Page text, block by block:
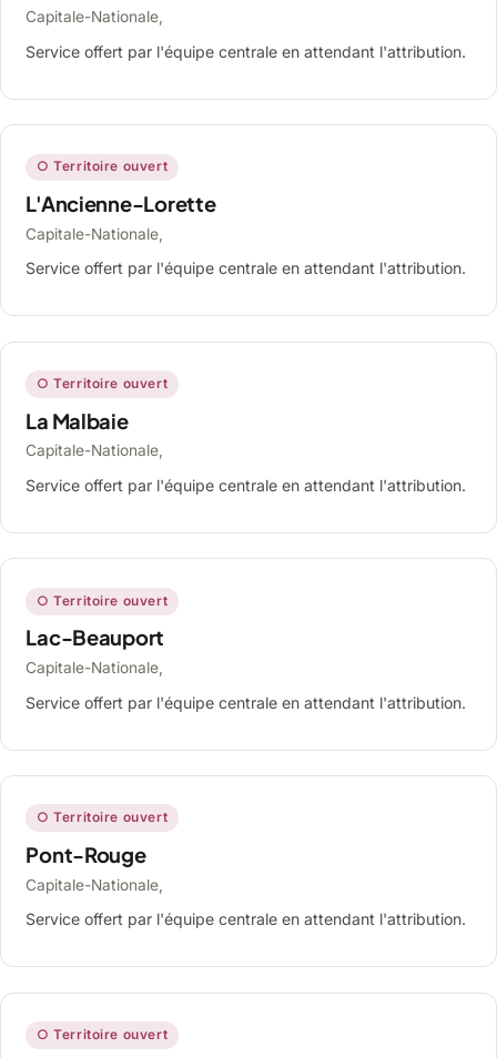
Capitale-Nationale,
Service offert par l'équipe centrale en attendant l'attribution.
○ Territoire ouvert
L'Ancienne-Lorette
Capitale-Nationale,
Service offert par l'équipe centrale en attendant l'attribution.
○ Territoire ouvert
La Malbaie
Capitale-Nationale,
Service offert par l'équipe centrale en attendant l'attribution.
○ Territoire ouvert
Lac-Beauport
Capitale-Nationale,
Service offert par l'équipe centrale en attendant l'attribution.
○ Territoire ouvert
Pont-Rouge
Capitale-Nationale,
Service offert par l'équipe centrale en attendant l'attribution.
○ Territoire ouvert